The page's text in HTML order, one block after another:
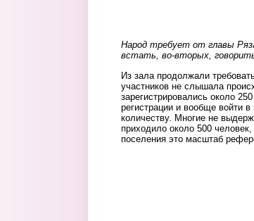
Народ требует от главы
встать, во-вторых,
Из зала продолжали
участников не слышала
зарегистрировались около
регистрации и вообще войти
количеству. Многие не
приходило около 500
поселения это масштаб